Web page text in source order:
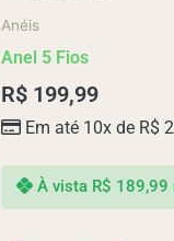
Anéis
Anel 5 Fios
R$ 199,99
Em até 10x de R$
À vista R$ 189,99
As
ser